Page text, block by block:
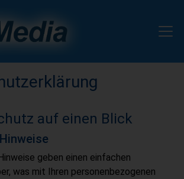
auf einen Blick
geben einen einfachen
was mit Ihren personenbezogenen